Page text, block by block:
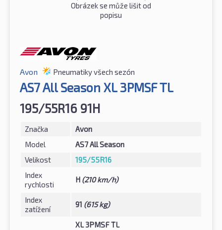
Obrázek se může lišit od
popisu
Avon Pneumatiky všech sezón
AS7 All Season XL 3PMSF TL
195/55R16 91H
Značka
Avon
Model
AS7 All Season
Velikost
195/55R16
Index
rychlosti
H (210 km/h)
Index
zatížení
91 (615 kg)
XL 3PMSF TL